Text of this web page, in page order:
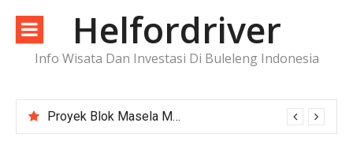
konten
Helfordriver
Info Wisata Dan Investasi Di Buleleng Indonesia
Proyek Blok Masela Makin Dekat ke FID, Investasi Raksasa Siap Menggerakkan Industri Energi